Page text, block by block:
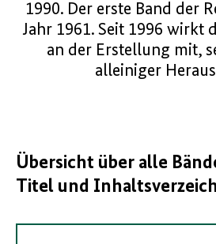
1990. Der erste Band der
Jahr 1961. Seit 1996 wirkt
an der Erstellung mit,
alleiniger
Übersicht über alle
Titel und